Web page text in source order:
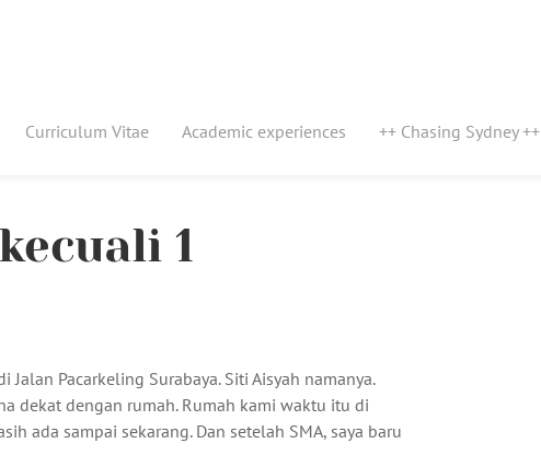
Curriculum Vitae Academic experiences ++ Chasing Sydney ++
1
Pacarkeling Surabaya. Siti Aisyah namanya.
dekat dengan rumah. Rumah kami waktu itu di
ada sampai sekarang. Dan setelah SMA, saya baru